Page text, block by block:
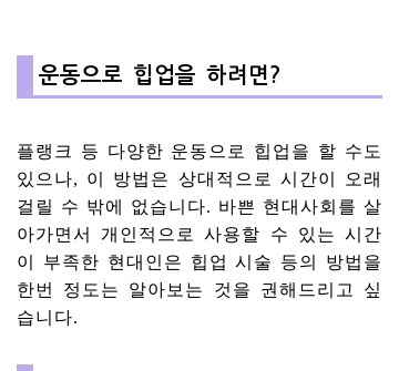
운동으로 힙업을 하려면?
플랭크 등 다양한 운동으로 힙업을 할 수도
있으나, 이 방법은 상대적으로 시간이 오래
걸릴 수 밖에 없습니다. 바쁜 현대사회를 살
아가면서 개인적으로 사용할 수 있는 시간
이 부족한 현대인은 힙업 시술 등의 방법을
한번 정도는 알아보는 것을 권해드리고 싶
습니다.